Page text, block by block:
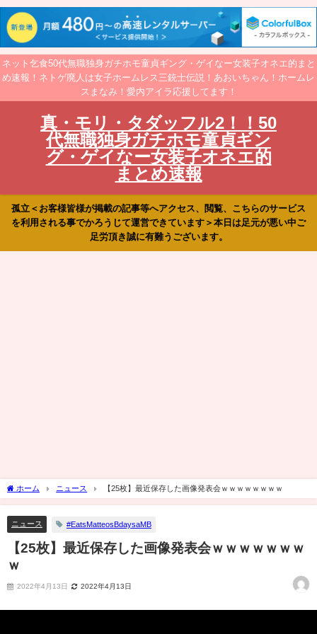
ネット乞食50代無職独身ガチホモ童貞ギング・ゲイなー女装子オネエ的まと
め速報！ネトゲ廃人は女子ホームレス三銃士伝説！あおいちゃん！ホームレ
スまなみ！愛内アイラ応援してます！
真・モリ・タダッフル2！！50
代無職独身ガチホモ童貞ギン
グ・ゲイなー女装子オネエ的
まとめ速報
孤立＜お客様皆様が掲載の記事等へアクセス、閲覧、こちらのサービス
を利用される事でかろうじて運営できています＞本日は足元が悪い中ご
足労頂き誠に有難うございます。
ホーム ニュース 【25枚】最近保存した画像発表会ｗｗｗｗｗｗｗｗ
ニュース #EatsMatteosBdaysaMB
【25枚】最近保存した画像発表会ｗｗｗｗｗｗｗ
ｗ
2022年4月13日 2022年4月13日